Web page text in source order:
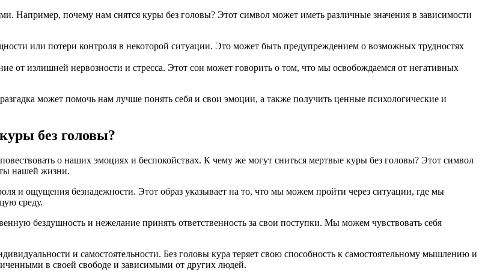
Например, почему нам снятся куры без головы? Этот символ может иметь различные значения в зависимости
или потери контроля в некоторой ситуации. Это может быть предупреждением о возможных трудностях
от излишней нервозности и стресса. Этот сон может говорить о том, что мы освобождаемся от негативных
может помочь нам лучше понять себя и свои эмоции, а также получить ценные психологические и
без головы?
о наших эмоциях и беспокойствах. К чему же могут сниться мертвые куры без головы? Этот символ
нашей жизни.
и ощущения безнадежности. Этот образ указывает на то, что мы можем пройти через ситуации, где мы
среду.
бездушность и нежелание принять ответственность за свои поступки. Мы можем чувствовать себя
и самостоятельности. Без головы кура теряет свою способность к самостоятельному мышлению и
в своей свободе и зависимыми от других людей.